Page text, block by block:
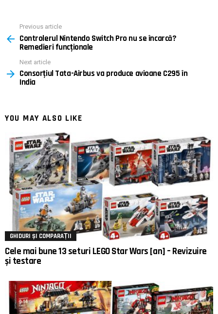
more
Previous article
Controlerul Nintendo Switch Pro nu se încarcă?
Remedieri funcționale
Next article
Consorțiul Tata-Airbus va produce avioane C295 în
India
YOU MAY ALSO LIKE
GHIDURI ȘI COMPARAȚII
Cele mai bune 13 seturi LEGO Star Wars [an] – Revizuire
și testare